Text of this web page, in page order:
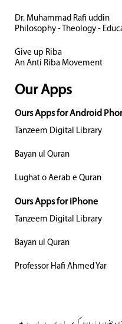
Dr. Muhammad Rafi uddin
Philosophy - Theology -
Give up Riba
An Anti Riba Movement
Our Apps
Ours Apps for Android
Tanzeem Digital Library
Bayan ul Quran
Lughat o Aerab e Quran
Ours Apps for iPhone
Tanzeem Digital Library
Bayan ul Quran
Professor Hafi Ahmed Yar